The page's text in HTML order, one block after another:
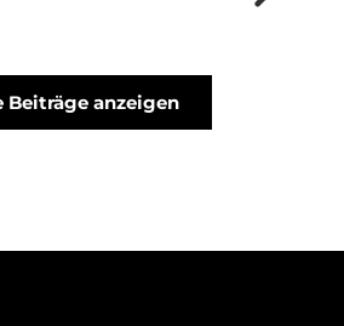
Beiträge anzeigen